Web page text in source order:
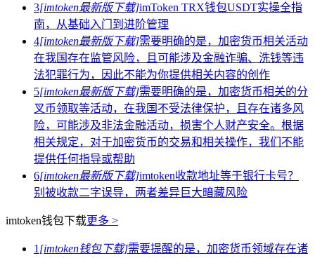
3[imtoken最新版下载]imToken TRX钱包USDT实操全指
南，从基础入门到进阶管理
4[imtoken最新版下载]需要明确的是，加密货币相关活动
在我国存在监管风险，且可能涉及金融诈骗、洗钱等违
法犯罪行为，因此不能为你提供相关内容的创作
5[imtoken最新版下载]需要明确的是，加密货币相关的分
叉币领取等活动，在我国不受法律保护，且存在诸多风
险，可能涉及非法金融活动，损害个人财产安全。根据
相关规定，对于加密货币的交易和相关操作，我们不能
提供任何指导或帮助
6[imtoken最新版下载]imtoken收款地址等于银行卡号？
别被收款二字误导，两者差异巨大暗藏风险
imtoken钱包下载更多 >
1 [imtoken钱包下载]需要提醒的是，加密货币领域存在诸